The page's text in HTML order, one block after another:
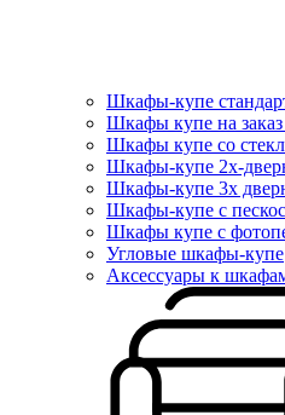
Шкафы-купе
Шкафы купе на
Шкафы купе со
Шкафы-купе 2х-
Шкафы-купе 3х
Шкафы-купе с
Шкафы купе с
Угловые шкафы-купе
Аксессуары к